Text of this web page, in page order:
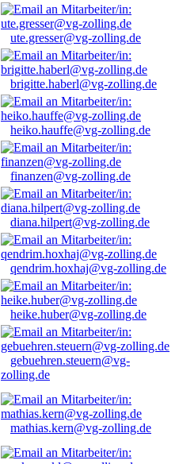
ute.gresser@vg-zolling.de
brigitte.haberl@vg-zolling.de
heiko.hauffe@vg-zolling.de
finanzen@vg-zolling.de
diana.hilpert@vg-zolling.de
qendrim.hoxhaj@vg-zolling.de
heike.huber@vg-zolling.de
gebuehren.steuern@vg-
zolling.de
mathias.kern@vg-zolling.de